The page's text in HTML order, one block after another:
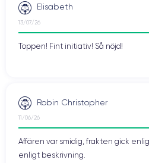
Elisabeth
13/07/26
Toppen! Fint initiativ! Så nöjd!
Robin Christopher
11/06/26
Affären var smidig, frakten gick
enligt beskrivning.